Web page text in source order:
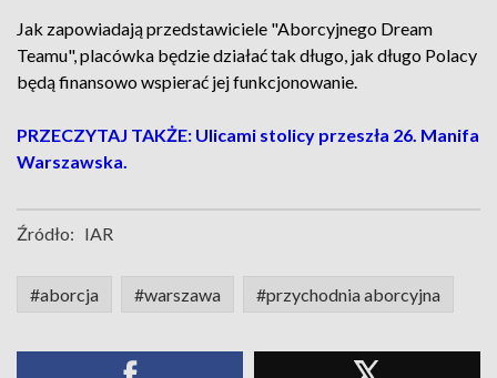
Jak zapowiadają przedstawiciele "Aborcyjnego Dream
Teamu", placówka będzie działać tak długo, jak długo Polacy
będą finansowo wspierać jej funkcjonowanie.
PRZECZYTAJ TAKŻE: Ulicami stolicy przeszła 26. Manifa
Warszawska.
Źródło: IAR
#aborcja #warszawa #przychodnia aborcyjna